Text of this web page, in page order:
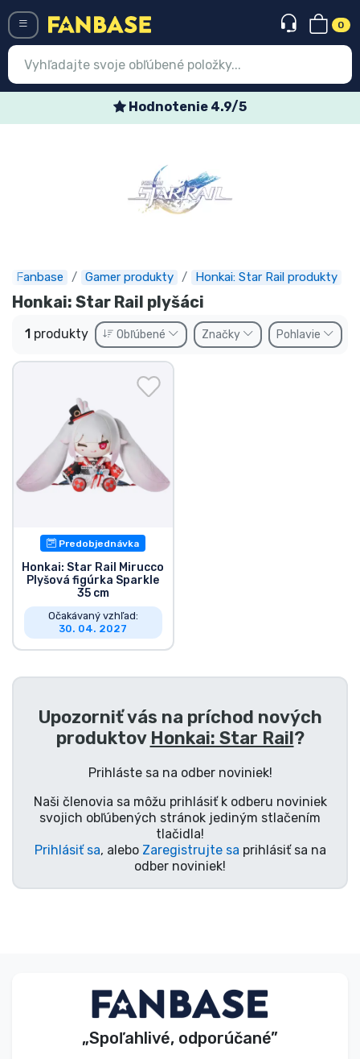
0
Hodnotenie 4.9/5
Fanbase Gamer produkty Honkai: Star Rail produkty
Honkai: Star Rail plyšáci
1 produkty Obľúbené Značky Pohlavie
Predobjednávka
Honkai: Star Rail Mirucco
Plyšová figúrka Sparkle
35 cm
Očakávaný vzhľad:
30. 04. 2027
Upozorniť vás na príchod nových
produktov Honkai: Star Rail?
Prihláste sa na odber noviniek!
Naši členovia sa môžu prihlásiť k odberu noviniek
svojich obľúbených stránok jediným stlačením
tlačidla!
Prihlásiť sa, alebo Zaregistrujte sa prihlásiť sa na
odber noviniek!
„Spoľahlivé, odporúčané”
Predobjednávky
Outlet produkty
Preprava a platba
Zoradiť podľa série
Zoradiť podľa filmov
Zoradiť podľa Anime
Zoradiť podľa hier
Zoradiť podľa športu
Typy výrobkov